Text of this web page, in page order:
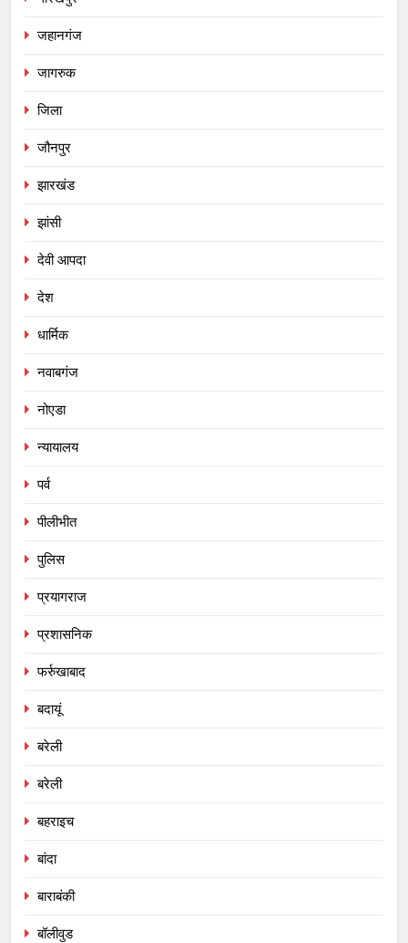
जहानगंज
जागरुक
जिला
जौनपुर
झारखंड
झांसी
देवी आपदा
देश
धार्मिक
नवाबगंज
नोएडा
न्यायालय
पर्व
पीलीभीत
पुलिस
प्रयागराज
प्रशासनिक
फर्रुखाबाद
बदायूं
बरेली
बरेली
बहराइच
बांदा
बाराबंकी
बॉलीवुड